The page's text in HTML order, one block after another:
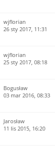
wjflorian
26 sty 2017, 11:31
wjflorian
25 sty 2017, 08:18
Bogusław
03 mar 2016, 08:33
Jarosław
11 lis 2015, 16:20